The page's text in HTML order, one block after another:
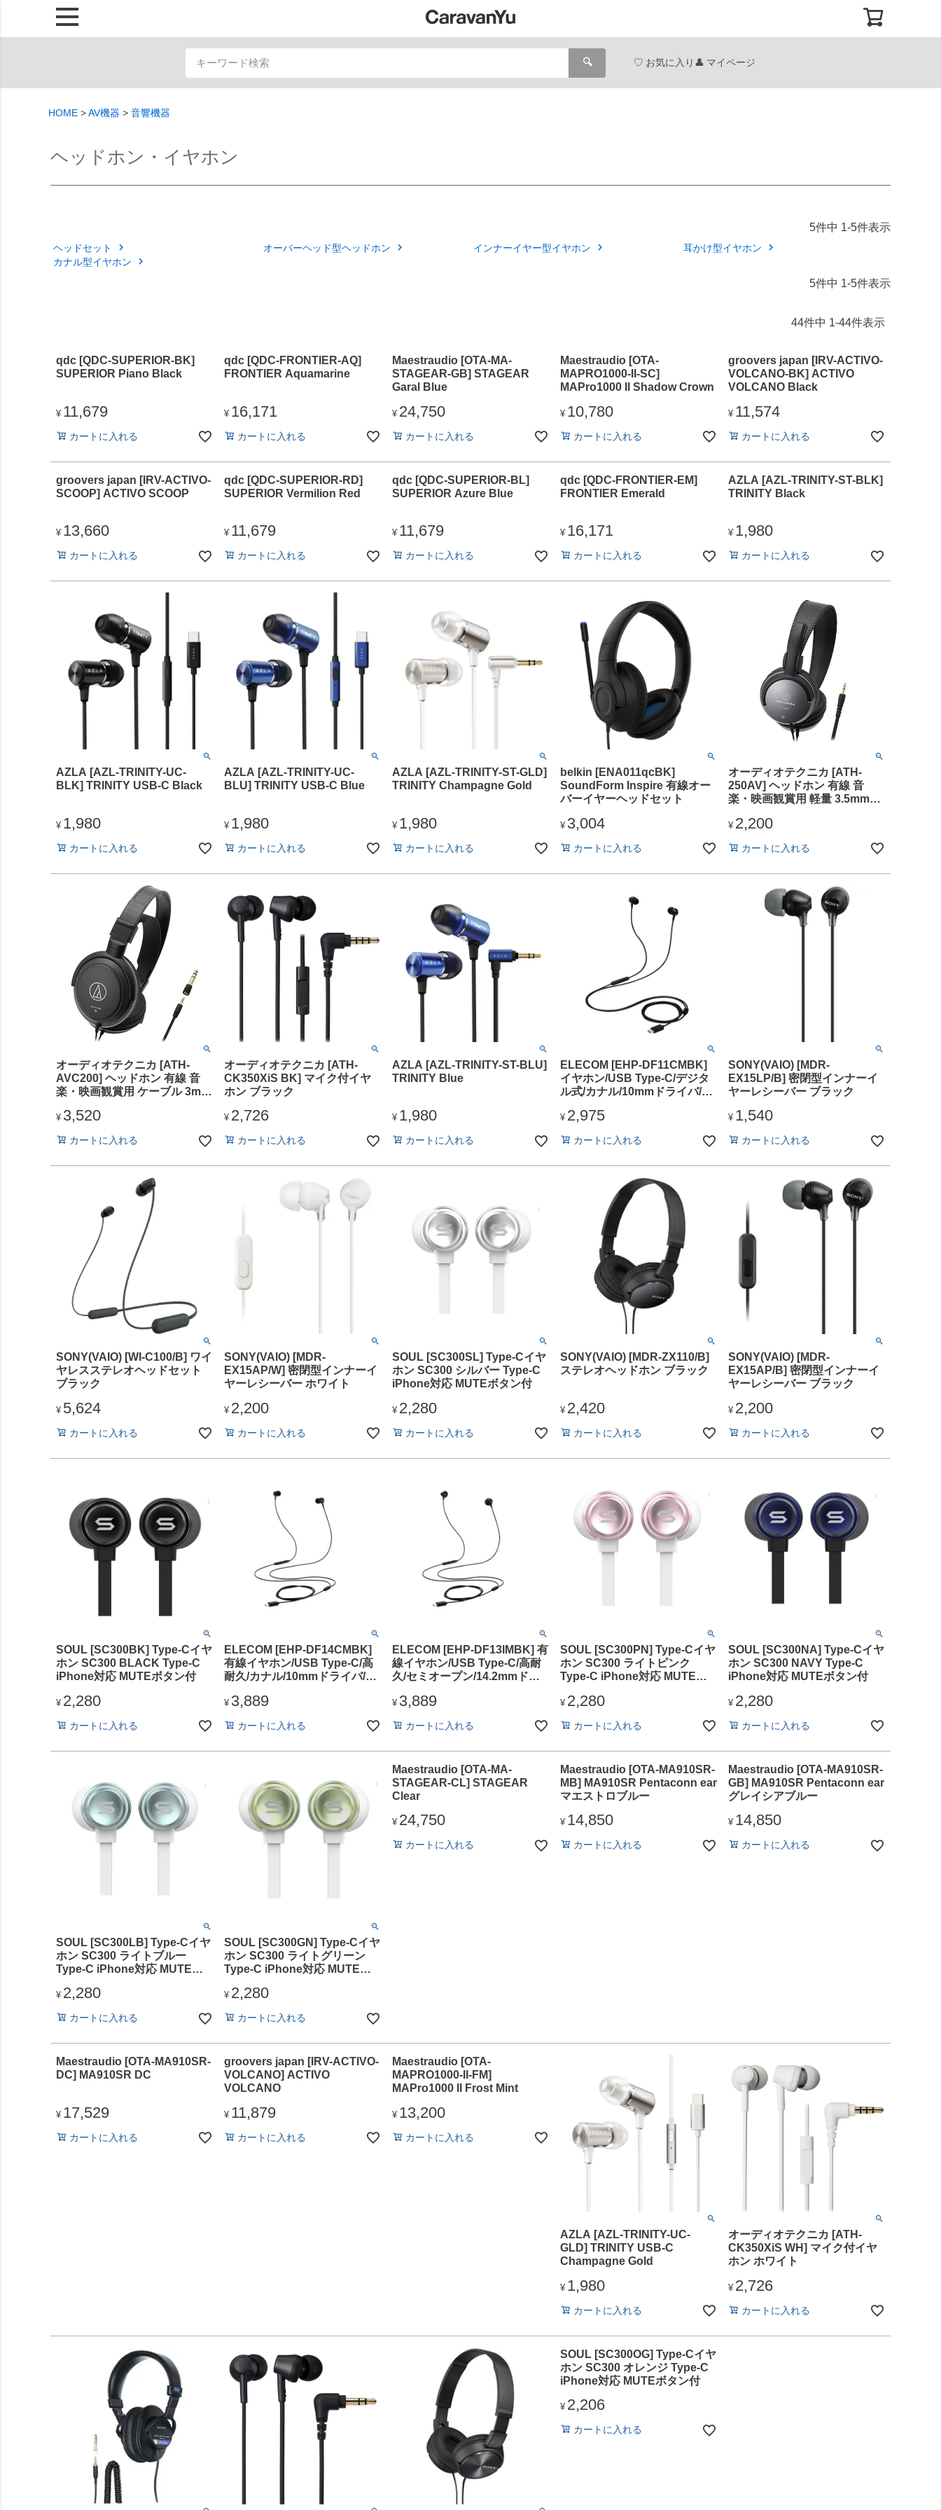
🔍 お気に入り マイページ
HOME AV機器 音響機器
ヘッドホン・イヤホン
5件中 1-5件表示
ヘッドセット オーバーヘッド型ヘッドホン インナーイヤー型イヤホン
耳かけ型イヤホン
カナル型イヤホン
5件中 1-5件表示
44件中 1-44件表示
qdc [QDC-SUPERIOR-BK]
SUPERIOR Piano Black
¥ 11,679
カートに入れる
qdc [QDC-FRONTIER-AQ]
FRONTIER Aquamarine
¥ 16,171
カートに入れる
Maestraudio [OTA-MA-
STAGEAR-GB] STAGEAR
Garal Blue
¥ 24,750
カートに入れる
Maestraudio [OTA-
MAPRO1000-II-SC]
MAPro1000 II Shadow Crown
¥ 10,780
カートに入れる
groovers japan [IRV-ACTIVO-
VOLCANO-BK] ACTIVO
VOLCANO Black
¥ 11,574
カートに入れる
groovers japan [IRV-ACTIVO-
SCOOP] ACTIVO SCOOP
¥ 13,660
カートに入れる
qdc [QDC-SUPERIOR-RD]
SUPERIOR Vermilion Red
¥ 11,679
カートに入れる
qdc [QDC-SUPERIOR-BL]
SUPERIOR Azure Blue
¥ 11,679
カートに入れる
qdc [QDC-FRONTIER-EM]
FRONTIER Emerald
¥ 16,171
カートに入れる
AZLA [AZL-TRINITY-ST-BLK]
TRINITY Black
¥ 1,980
カートに入れる
AZLA [AZL-TRINITY-UC-
BLK] TRINITY USB-C Black
¥ 1,980
カートに入れる
AZLA [AZL-TRINITY-UC-
BLU] TRINITY USB-C Blue
¥ 1,980
カートに入れる
AZLA [AZL-TRINITY-ST-GLD]
TRINITY Champagne Gold
¥ 1,980
カートに入れる
belkin [ENA011qcBK]
SoundForm Inspire 有線オー
バーイヤーヘッドセット
¥ 3,004
カートに入れる
オーディオテクニカ [ATH-
250AV] ヘッドホン 有線 音
楽・映画観賞用 軽量 3.5mm接
¥ 2,200
カートに入れる
オーディオテクニカ [ATH-
AVC200] ヘッドホン 有線 音
楽・映画観賞用 ケーブル 3m
換プラグ付き
¥ 3,520
カートに入れる
オーディオテクニカ [ATH-
CK350XiS BK] マイク付イヤ
ホン ブラック
¥ 2,726
カートに入れる
AZLA [AZL-TRINITY-ST-BLU]
TRINITY Blue
¥ 1,980
カートに入れる
ELECOM [EHP-DF11CMBK]
イヤホン/USB Type-C/デジタ
ル式/カナル/10mmドライバ/ブ
¥ 2,975
カートに入れる
SONY(VAIO) [MDR-
EX15LP/B] 密閉型インナーイ
ヤーレシーバー ブラック
¥ 1,540
カートに入れる
SONY(VAIO) [WI-C100/B] ワイ
ヤレスステレオヘッドセット
ブラック
¥ 5,624
カートに入れる
SONY(VAIO) [MDR-
EX15AP/W] 密閉型インナーイ
ヤーレシーバー ホワイト
¥ 2,200
カートに入れる
SOUL [SC300SL] Type-Cイヤ
ホン SC300 シルバー Type-C
iPhone対応 MUTEボタン付
¥ 2,280
カートに入れる
SONY(VAIO) [MDR-ZX110/B]
ステレオヘッドホン ブラック
¥ 2,420
カートに入れる
SONY(VAIO) [MDR-
EX15AP/B] 密閉型インナーイ
ヤーレシーバー ブラック
¥ 2,200
カートに入れる
SOUL [SC300BK] Type-Cイヤ
ホン SC300 BLACK Type-C
iPhone対応 MUTEボタン付
¥ 2,280
カートに入れる
ELECOM [EHP-DF14CMBK]
有線イヤホン/USB Type-C/高
耐久/カナル/10mmドライバ/ブ
¥ 3,889
カートに入れる
ELECOM [EHP-DF13IMBK] 有
線イヤホン/USB Type-C/高耐
久/セミオープン/14.2mmドラ
¥ 3,889
カートに入れる
SOUL [SC300PN] Type-Cイヤ
ホン SC300 ライトピンク
Type-C iPhone対応 MUTEボ
¥ 2,280
カートに入れる
SOUL [SC300NA] Type-Cイヤ
ホン SC300 NAVY Type-C
iPhone対応 MUTEボタン付
¥ 2,280
カートに入れる
SOUL [SC300LB] Type-Cイヤ
ホン SC300 ライトブルー
Type-C iPhone対応 MUTEボ
¥ 2,280
カートに入れる
SOUL [SC300GN] Type-Cイヤ
ホン SC300 ライトグリーン
Type-C iPhone対応 MUTEボ
¥ 2,280
カートに入れる
Maestraudio [OTA-MA-
STAGEAR-CL] STAGEAR
Clear
¥ 24,750
カートに入れる
Maestraudio [OTA-MA910SR-
MB] MA910SR Pentaconn ear
マエストロブルー
¥ 14,850
カートに入れる
Maestraudio [OTA-MA910SR-
GB] MA910SR Pentaconn ear
グレイシアブルー
¥ 14,850
カートに入れる
Maestraudio [OTA-MA910SR-
DC] MA910SR DC
¥ 17,529
カートに入れる
groovers japan [IRV-ACTIVO-
VOLCANO] ACTIVO
VOLCANO
¥ 11,879
カートに入れる
Maestraudio [OTA-
MAPRO1000-II-FM]
MAPro1000 II Frost Mint
¥ 13,200
カートに入れる
AZLA [AZL-TRINITY-UC-
GLD] TRINITY USB-C
Champagne Gold
¥ 1,980
カートに入れる
オーディオテクニカ [ATH-
CK350XiS WH] マイク付イヤ
ホン ホワイト
¥ 2,726
カートに入れる
SOUL [SC300OG] Type-Cイヤ
ホン SC300 オレンジ Type-C
iPhone対応 MUTEボタン付
¥ 2,206
カートに入れる